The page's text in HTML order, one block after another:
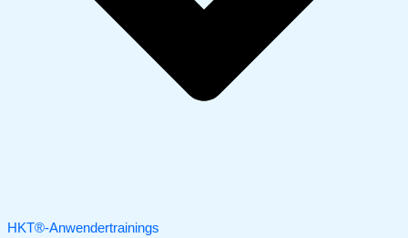
HKT®-Anwendertrainings